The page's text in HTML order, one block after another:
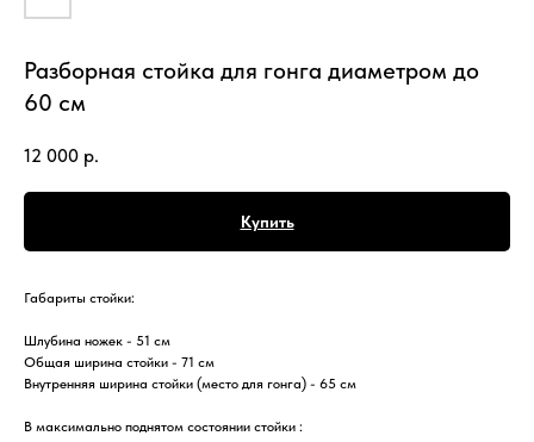
Разборная стойка для гонга диаметром до
60 см
12 000 р.
Купить
Габариты стойки:
Шлубина ножек - 51 см
Общая ширина стойки - 71 см
Внутренняя ширина стойки (место для гонга) - 65 см
В максимально поднятом состоянии стойки :